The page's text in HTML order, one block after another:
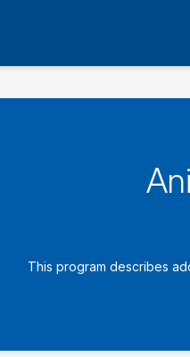
This program describes